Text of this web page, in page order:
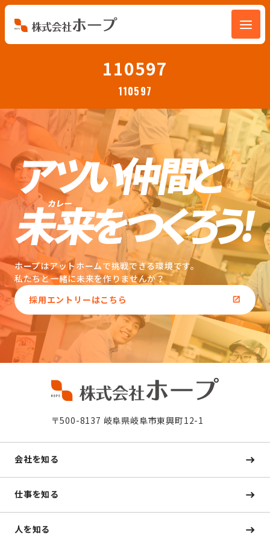
人を知る
環境を知る
お知らせ
ホープブログ
110597
110597
ホープはアットホームで挑戦できる環境です。
私たちと一緒に未来を作りませんか？
採用エントリーはこちら
〒500-8137 岐阜県岐阜市東興町12-1
会社を知る
仕事を知る
人を知る